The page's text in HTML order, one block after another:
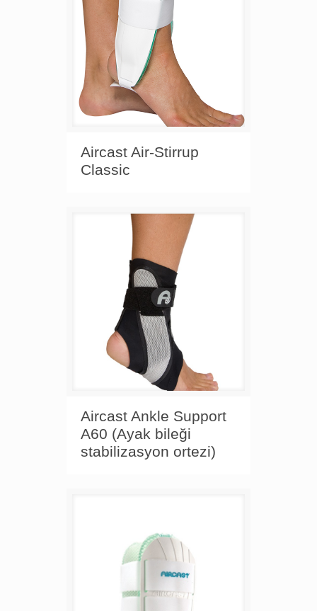
Aircast Air-Stirrup
Classic
Aircast Ankle Support
A60 (Ayak bileği
stabilizasyon ortezi)